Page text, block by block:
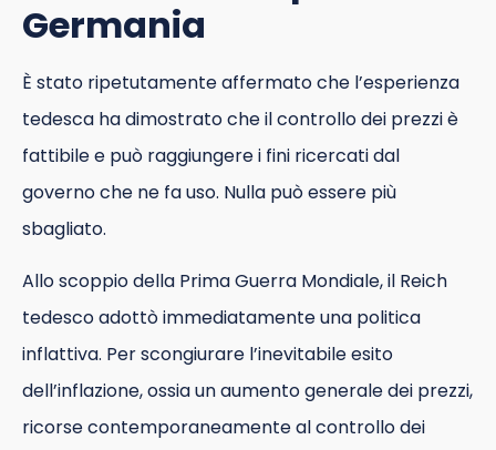
Germania
È stato ripetutamente affermato che l’esperienza
tedesca ha dimostrato che il controllo dei prezzi è
fattibile e può raggiungere i fini ricercati dal
governo che ne fa uso. Nulla può essere più
sbagliato.
Allo scoppio della Prima Guerra Mondiale, il Reich
tedesco adottò immediatamente una politica
inflattiva. Per scongiurare l’inevitabile esito
dell’inflazione, ossia un aumento generale dei prezzi,
ricorse contemporaneamente al controllo dei